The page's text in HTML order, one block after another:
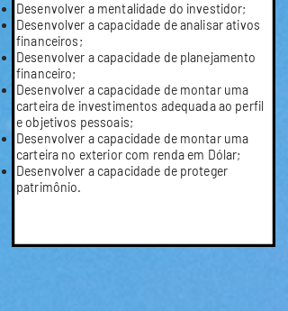
Desenvolver a mentalidade do investidor;
Desenvolver a capacidade de analisar ativos
financeiros;
Desenvolver a capacidade de planejamento
financeiro;
Desenvolver a capacidade de montar uma
carteira de investimentos adequada ao perfil
e objetivos pessoais;
Desenvolver a capacidade de montar uma
carteira no exterior com renda em Dólar;
Desenvolver a capacidade de proteger
patrimônio.